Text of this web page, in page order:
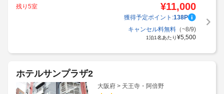
残り5室
¥11,000
獲得予定ポイント:138P
キャンセル料無料（~8/9)
1泊1名あたり¥5,500
ホテルサンプラザ2
大阪府 > 天王寺・阿倍野